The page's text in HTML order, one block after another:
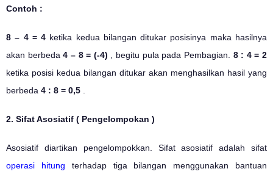
Contoh :
8 – 4 = 4 ketika kedua bilangan ditukar posisinya maka hasilnya
akan berbeda4 – 8 = (-4) , begitu pula pada Pembagian. 8 : 4 = 2
ketika posisi kedua bilangan ditukar akan menghasilkan hasil yang
berbeda 4 : 8 = 0,5
2. Sifat Asosiatif ( Pengelompokan )
Asosiatif diartikan pengelompokkan. Sifat asosiatif adalah sifat
operasi hitung terhadap tiga bilangan menggunakan bantuan